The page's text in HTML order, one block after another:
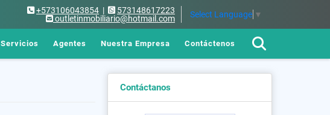
+573106043854 |
573148617223
outletinmobiliario@hotmail.com
Select Language ▼
Servicios Agentes Nuestra Empresa Contáctenos
Contáctanos